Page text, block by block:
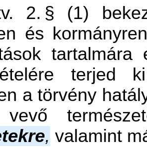
2. § (1)
és
a törvény
vevő
, valamint